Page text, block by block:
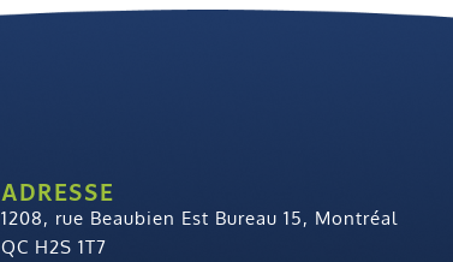
ADRESSE
1208, rue Beaubien Est Bureau 15, Montréal
QC H2S 1T7